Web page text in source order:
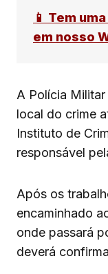
📱 Tem
em nosso
A Polícia
local do crime
Instituto de
responsável
Após os
encaminhado
onde passará
deverá